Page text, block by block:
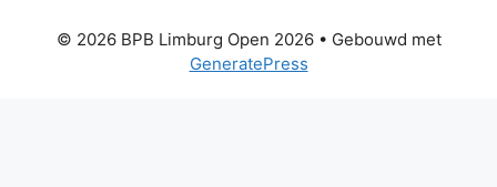
© 2026 BPB Limburg Open 2026• Gebouwd met
GeneratePress